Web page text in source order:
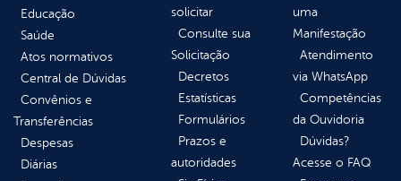
Educação
Saúde
Atos normativos
Central de Dúvidas
Convênios e
Transferências
Despesas
Diárias
solicitar
Consulte sua
Solicitação
Decretos
Estatísticas
Formulários
Prazos e
autoridades
uma
Manifestação
Atendimento
via WhatsApp
Competências
da Ouvidoria
Dúvidas?
Acesse o FAQ